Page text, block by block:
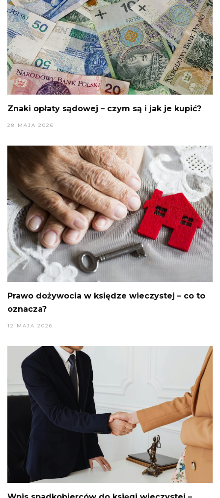
Znaki opłaty sądowej – czym są i jak je kupić?
28 MAJA 2026
Prawo dożywocia w księdze wieczystej – co to
oznacza?
12 MAJA 2026